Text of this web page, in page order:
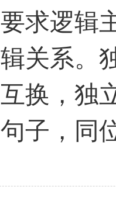
要求逻辑
辑关系。
互换，独
句子，同